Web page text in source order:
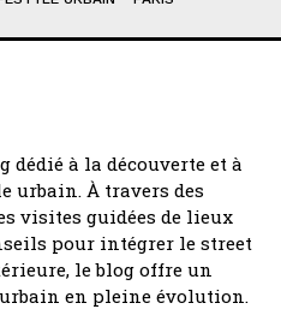
dédié à la découverte et à
À travers des
visites guidées de lieux
pour intégrer le street
le blog offre un
en pleine évolution.